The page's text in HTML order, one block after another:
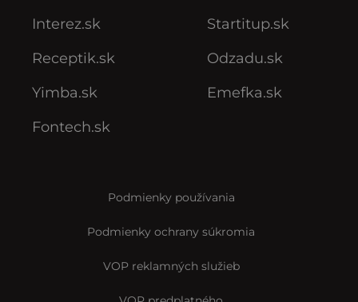
Interez.sk
Receptik.sk
Yimba.sk
Fontech.sk
Startitup.sk
Odzadu.sk
Emefka.sk
Podmienky používania
Podmienky ochrany súkromia
VOP reklamných služieb